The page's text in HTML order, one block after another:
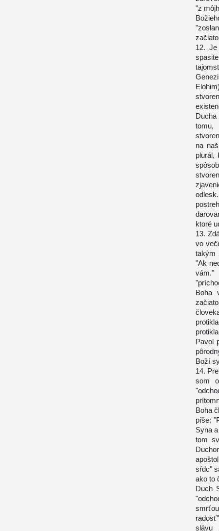
"z
12.
tomu,
na
plurál,
ktoré
13.
vo
takým
"Ak
vám."
Boha
Pavol
Boží
14.
som
Boha
píše:
Syna
tom
sŕdc"
ako to
Duch
slávu